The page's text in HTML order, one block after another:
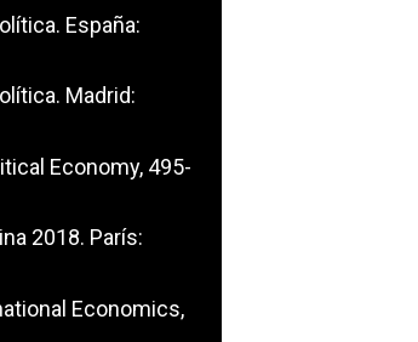
España:
Madrid:
Economy, 495-
2018. París:
Economics,